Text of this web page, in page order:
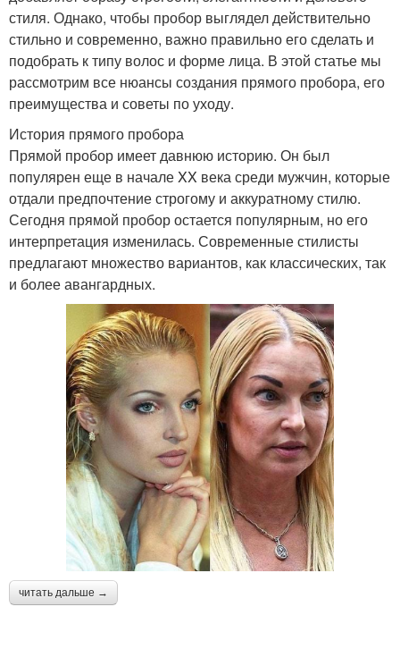
стиля. Однако, чтобы пробор выглядел действительно
стильно и современно, важно правильно его сделать и
подобрать к типу волос и форме лица. В этой статье мы
рассмотрим все нюансы создания прямого пробора, его
преимущества и советы по уходу.
История прямого пробора
Прямой пробор имеет давнюю историю. Он был
популярен еще в начале XX века среди мужчин, которые
отдали предпочтение строгому и аккуратному стилю.
Сегодня прямой пробор остается популярным, но его
интерпретация изменилась. Современные стилисты
предлагают множество вариантов, как классических, так
и более авангардных.
читать дальше →